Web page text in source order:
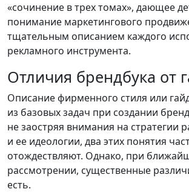
«сочинение в трех томах», дающее
понимание маркетингового
тщательным описанием каждого
рекламного инструмента.
Отличия брендбука от
Описание фирменного стиля или
из базовых задач при создании
не заостряя внимания на стратегии
и ее идеологии, два этих понятия
отождествляют. Однако, при
рассмотрении, существенные
есть.